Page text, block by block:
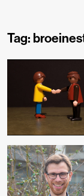
Tag: